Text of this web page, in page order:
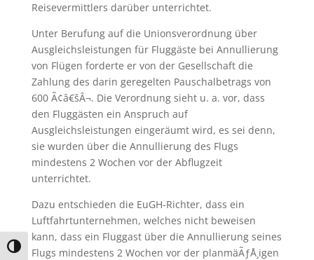
Umschalten auf hohe Kontraste
Reisevermittlers darüber unterrichtet.
Unter Berufung auf die Unionsverordnung über
Ausgleichsleistungen für Fluggäste bei Annullierung
von Flügen forderte er von der Gesellschaft die
Zahlung des darin geregelten Pauschalbetrags von
600 Ã¢â€šÂ¬. Die Verordnung sieht u. a. vor, dass
den Fluggästen ein Anspruch auf
Ausgleichsleistungen eingeräumt wird, es sei denn,
sie wurden über die Annullierung des Flugs
mindestens 2 Wochen vor der Abflugzeit
unterrichtet.
Dazu entschieden die EuGH-Richter, dass ein
Luftfahrtunternehmen, welches nicht beweisen
kann, dass ein Fluggast über die Annullierung seines
Flugs mindestens 2 Wochen vor der planmäÃƒÅ¸igen